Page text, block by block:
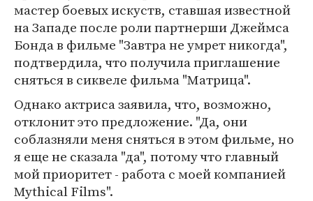
мастер боевых искуств, ставшая известной
на Западе после роли партнерши Джеймса
Бонда в фильме "Завтра не умрет никогда",
подтвердила, что получила приглашение
сняться в сиквеле фильма "Матрица".
Однако актриса заявила, что, возможно,
отклонит это предложение. "Да, они
соблазняли меня сняться в этом фильме, но
я еще не сказала "да", потому что главный
мой приоритет - работа с моей компанией
Mythical Films".